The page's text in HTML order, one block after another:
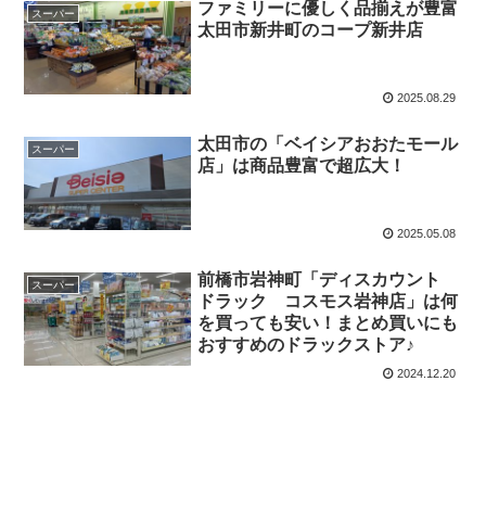
スーパー
ファミリーに優しく品揃えが豊富
太田市新井町のコープ新井店
2025.08.29
スーパー
太田市の「ベイシアおおたモール
店」は商品豊富で超広大！
2025.05.08
スーパー
前橋市岩神町「ディスカウント
ドラック コスモス岩神店」は何
を買っても安い！まとめ買いにも
おすすめのドラックストア♪
2024.12.20